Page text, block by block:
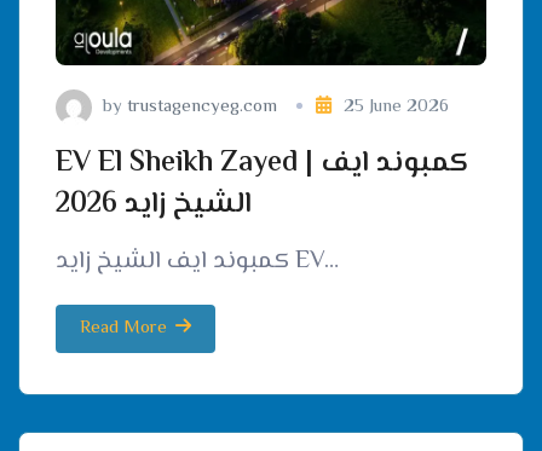
by trustagencyeg.com 25 June 2026
EV El Sheikh Zayed | كمبوند ايف
الشيخ زايد 2026
كمبوند ايف الشيخ زايد EV…
Read More